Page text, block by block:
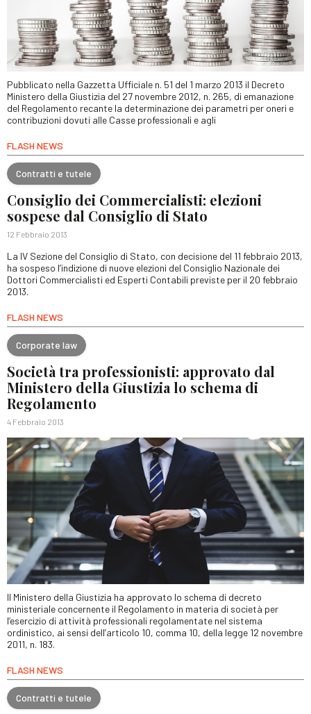
Pubblicato nella Gazzetta Ufficiale n. 51 del 1 marzo 2013 il Decreto
Ministero della Giustizia del 27 novembre 2012, n. 265, di emanazione
del Regolamento recante la determinazione dei parametri per oneri e
contribuzioni dovuti alle Casse professionali e agli
FLASH NEWS
Contratti e tutele
Consiglio dei Commercialisti: elezioni
sospese dal Consiglio di Stato
12 Febbraio 2013
La IV Sezione del Consiglio di Stato, con decisione del 11 febbraio 2013,
ha sospeso l’indizione di nuove elezioni del Consiglio Nazionale dei
Dottori Commercialisti ed Esperti Contabili previste per il 20 febbraio
2013.
FLASH NEWS
Corporate law
Società tra professionisti: approvato dal
Ministero della Giustizia lo schema di
Regolamento
4 Febbraio 2013
Il Ministero della Giustizia ha approvato lo schema di decreto
ministeriale concernente il Regolamento in materia di società per
l’esercizio di attività professionali regolamentate nel sistema
ordinistico, ai sensi dell’articolo 10, comma 10, della legge 12 novembre
2011, n. 183.
FLASH NEWS
Contratti e tutele